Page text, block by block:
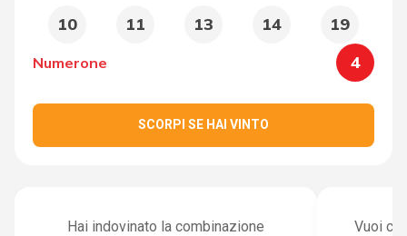
10 11 13 14 19
Numerone 4
SCORPI SE HAI VINTO
Hai indovinato la combinazione
Vuoi